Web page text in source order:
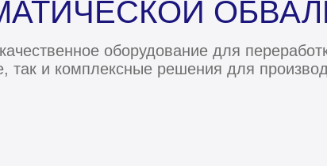
оборудование для
так и комплексные решения для